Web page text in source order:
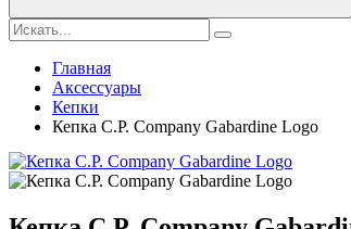
Главная
Аксессуары
Кепки
Кепка C.P. Company Gabardine Logo